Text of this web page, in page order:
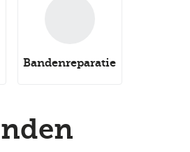
Bandenreparatie